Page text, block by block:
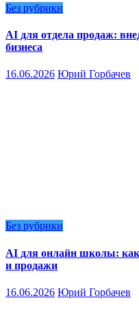
Без рубрики
AI для отдела продаж:
бизнеса
16.06.2026 Юрий Горбачев
Без рубрики
AI для онлайн школы: как
и продажи
16.06.2026 Юрий Горбачев